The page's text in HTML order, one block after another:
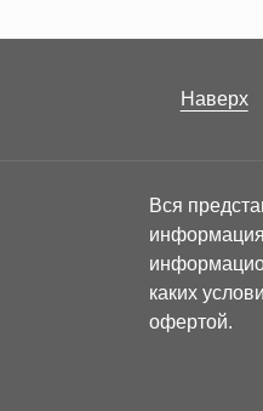
Наверх
Вся
каких
офертой.